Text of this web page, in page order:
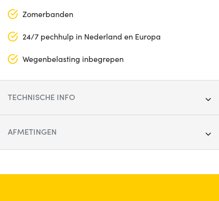
Zomerbanden
24/7 pechhulp in Nederland en Europa
Wegenbelasting inbegrepen
TECHNISCHE INFO
AFMETINGEN